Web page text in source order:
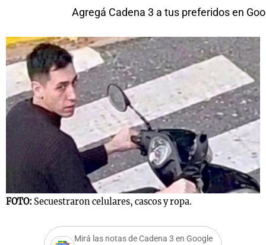
Agregá Cadena 3 a tus preferidos en
FOTO: Secuestraron celulares, cascos y ropa.
Mirá las notas de Cadena 3 en Google